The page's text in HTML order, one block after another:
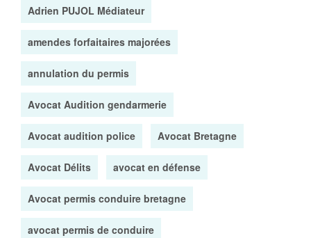
Adrien PUJOL Médiateur
amendes forfaitaires majorées
annulation du permis
Avocat Audition gendarmerie
Avocat audition police Avocat Bretagne
Avocat Délits avocat en défense
Avocat permis conduire bretagne
avocat permis de conduire